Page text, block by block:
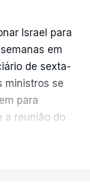
Israel para
em
de sexta-
ministros se
para
a reunião do